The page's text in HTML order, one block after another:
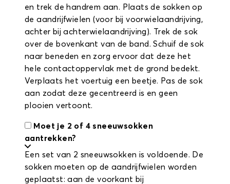
en trek de handrem aan. Plaats de sokken op
de aandrijfwielen (voor bij voorwielaandrijving,
achter bij achterwielaandrijving). Trek de sok
over de bovenkant van de band. Schuif de sok
naar beneden en zorg ervoor dat deze het
hele contactoppervlak met de grond bedekt.
Verplaats het voertuig een beetje. Pas de sok
aan zodat deze gecentreerd is en geen
plooien vertoont.
Moet je 2 of 4 sneeuwsokken
aantrekken?
Een set van 2 sneeuwsokken is voldoende. De
sokken moeten op de aandrijfwielen worden
geplaatst: aan de voorkant bij